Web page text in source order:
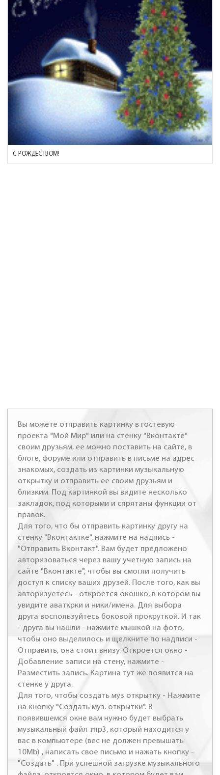
С РОЖДЕСТВОМ!
Вы можете отправить картинку в гостевую
проекта "Мой Мир" или на стенку "Вконтакте"
своим друзьям, ее можно поставить на сайте, в
блоге, форуме или отправить в письме на адрес
знакомых, создать из картинки музыкальную
открытку и отправить ее своим друзьям и
близким. Под картинкой вы видите несколько
закладок, под которыми и спрятаны функции от
правок.
Для того, что бы отправить картинку другу на
стенку "Вконтактке", нажмите на надпись -
"Отправить Вконтакт". Вам будет предложено
авторизоваться через вашу учетную запись на
сайте "Вконтакте", чтобы вы смогли получить
доступ к списку ваших друзей. После того, как вы
авторизуетесь - откроется окошко, в котором вы
увидите аваткрки и ники/имена. Для выбора
друга воспользуйтесь боковой прокруткой. И так
- друга вы нашли - нажмите мышкой на фото,
чтобы оно выделилось и щелкните по надписи -
Отправить, она стоит внизу. Откроется окно -
Добавление записи на стену, нажмите -
Разместить запись. Картина тут же появится на
стенке у друга.
Для того, чтобы создать муз открытку - Нажмите
на кнопку "Создать муз. открытки". В
появившемся окне вам нужно будет выбрать
музыкальный файл .mp3, который находится у
вас в компьютере (вес не должен превышать
10Mb) , написать свое письмо и нажать кнопку -
"Создать" . При успешной загрузке музыкального